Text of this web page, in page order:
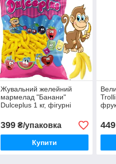
Жувальний желейний
мармелад "Банани"
Dulceplus 1 кг, фігурні
399₴/упаковка
Купити
449